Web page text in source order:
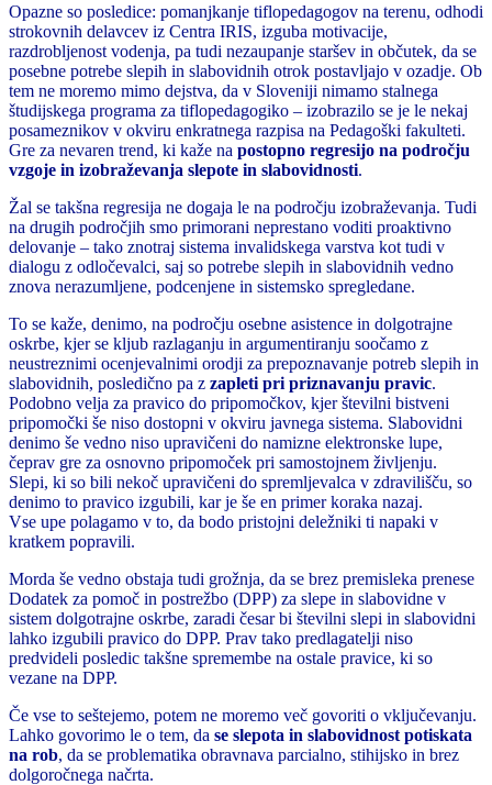
Opazne so posledice: pomanjkanje tiflopedagogov na terenu, odhodi
strokovnih delavcev iz Centra IRIS, izguba motivacije,
razdrobljenost vodenja, pa tudi nezaupanje staršev in občutek, da se
posebne potrebe slepih in slabovidnih otrok postavljajo v ozadje. Ob
tem ne moremo mimo dejstva, da v Sloveniji nimamo stalnega
študijskega programa za tiflopedagogiko – izobrazilo se je le nekaj
posameznikov v okviru enkratnega razpisa na Pedagoški fakulteti.
Gre za nevaren trend, ki kaže na postopno regresijo na področju
vzgoje in izobraževanja slepote in slabovidnosti.
Žal se takšna regresija ne dogaja le na področju izobraževanja. Tudi
na drugih področjih smo primorani neprestano voditi proaktivno
delovanje – tako znotraj sistema invalidskega varstva kot tudi v
dialogu z odločevalci, saj so potrebe slepih in slabovidnih vedno
znova nerazumljene, podcenjene in sistemsko spregledane.
To se kaže, denimo, na področju osebne asistence in dolgotrajne
oskrbe, kjer se kljub razlaganju in argumentiranju soočamo z
neustreznimi ocenjevalnimi orodji za prepoznavanje potreb slepih in
slabovidnih, posledično pa z zapleti pri priznavanju pravic.
Podobno velja za pravico do pripomočkov, kjer številni bistveni
pripomočki še niso dostopni v okviru javnega sistema. Slabovidni
denimo še vedno niso upravičeni do namizne elektronske lupe,
čeprav gre za osnovno pripomoček pri samostojnem življenju.
Slepi, ki so bili nekoč upravičeni do spremljevalca v zdravilišču, so
denimo to pravico izgubili, kar je še en primer koraka nazaj.
Vse upe polagamo v to, da bodo pristojni deležniki ti napaki v
kratkem popravili.
Morda še vedno obstaja tudi grožnja, da se brez premisleka prenese
Dodatek za pomoč in postrežbo (DPP) za slepe in slabovidne v
sistem dolgotrajne oskrbe, zaradi česar bi številni slepi in slabovidni
lahko izgubili pravico do DPP. Prav tako predlagatelji niso
predvideli posledic takšne spremembe na ostale pravice, ki so
vezane na DPP.
Če vse to seštejemo, potem ne moremo več govoriti o vključevanju.
Lahko govorimo le o tem, da se slepota in slabovidnost potiskata
na rob, da se problematika obravnava parcialno, stihijsko in brez
dolgoročnega načrta.